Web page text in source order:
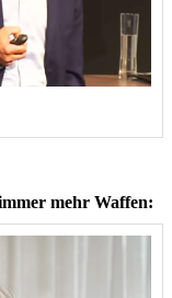
mehr Waffen: